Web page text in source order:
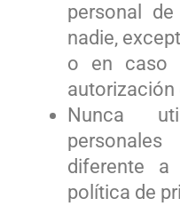
personal
nadie,
o en caso
autorización
Nunca
diferente
política de